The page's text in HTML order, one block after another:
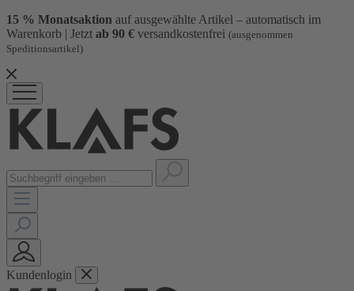
15 % Monatsaktion auf ausgewählte Artikel – automatisch im
Warenkorb | Jetzt ab 90 € versandkostenfrei (ausgenommen
Speditionsartikel)
Kundenlogin